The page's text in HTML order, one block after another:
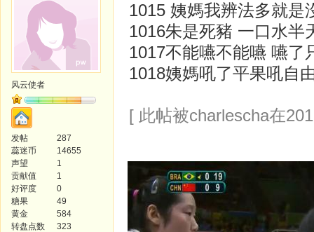
风云使者
发帖
287
蕊迷币
14655
声望
1
贡献值
1
好评度
0
糖果
49
黄金
584
转盘点数
323
1015 姨媽我辨法多就是
1016朱是死豬 一口水半
1017不能嚥不能嚥 嚥了
1018姨媽吼了平果吼自
[ 此帖被charlescha在